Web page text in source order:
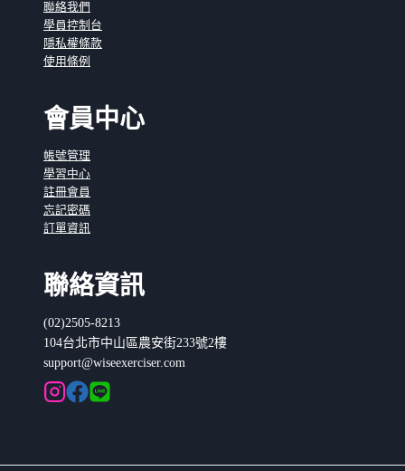
聯絡我們
學員控制台
隱私權條款
使用條例
會員中心
帳號管理
學習中心
註冊會員
忘記密碼
訂單資訊
聯絡資訊
(02)2505-8213
104台北市中山區農安街233號2樓
support@wiseexerciser.com